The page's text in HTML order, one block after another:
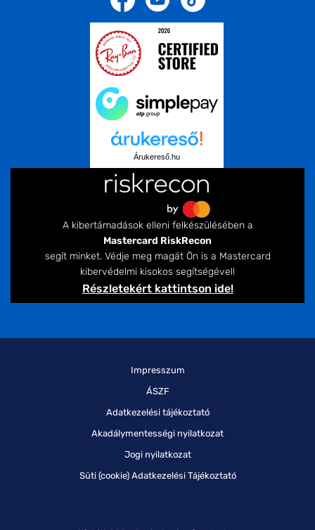
Árukereső.hu
A kibertámadások elleni felkészülésében a
Mastercard RiskRecon
segít minket. Védje meg magát Ön is a Mastercard
kibervédelmi kisokos segítségével!
Részletekért kattintson ide!
Impresszum
ÁSZF
Adatkezelési tájékoztató
Akadálymentességi nyilatkozat
Jogi nyilatkozat
Süti (cookie) Adatkezelési Tájékoztató